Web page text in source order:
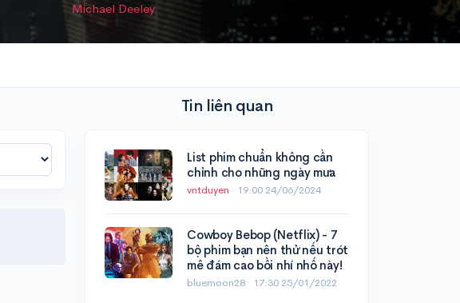
Michael Deeley
Tin liên quan
List phim chuẩn không cần
chỉnh cho những ngày mưa
vntduyen · 19:00 24/06/2024
Cowboy Bebop (Netflix) - 7
bộ phim bạn nên thử nếu trót
mê đám cao bồi nhí nhố này!
bluemoon28 · 17:30 25/01/2022